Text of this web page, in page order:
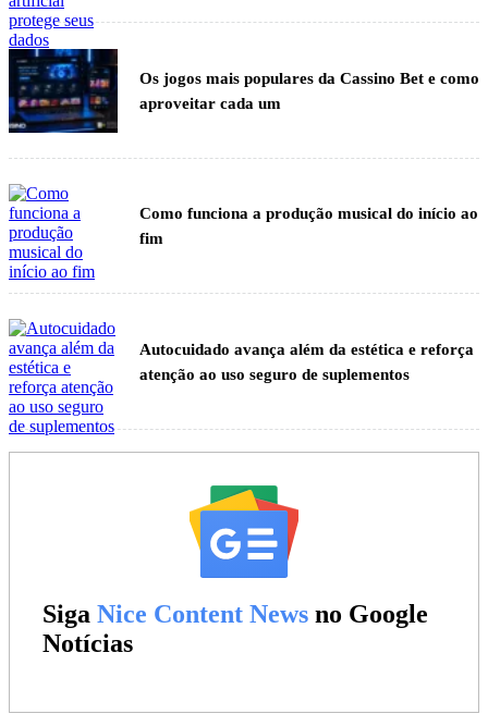
Os jogos mais populares da Cassino Bet e como
aproveitar cada um
Como funciona a produção musical do início ao
fim
Autocuidado avança além da estética e reforça
atenção ao uso seguro de suplementos
Siga Nice Content News no Google
Notícias